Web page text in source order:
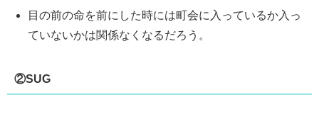
目の前の命を前にした時には町会に入っているか入っ
ていないかは関係なくなるだろう。
②SUG